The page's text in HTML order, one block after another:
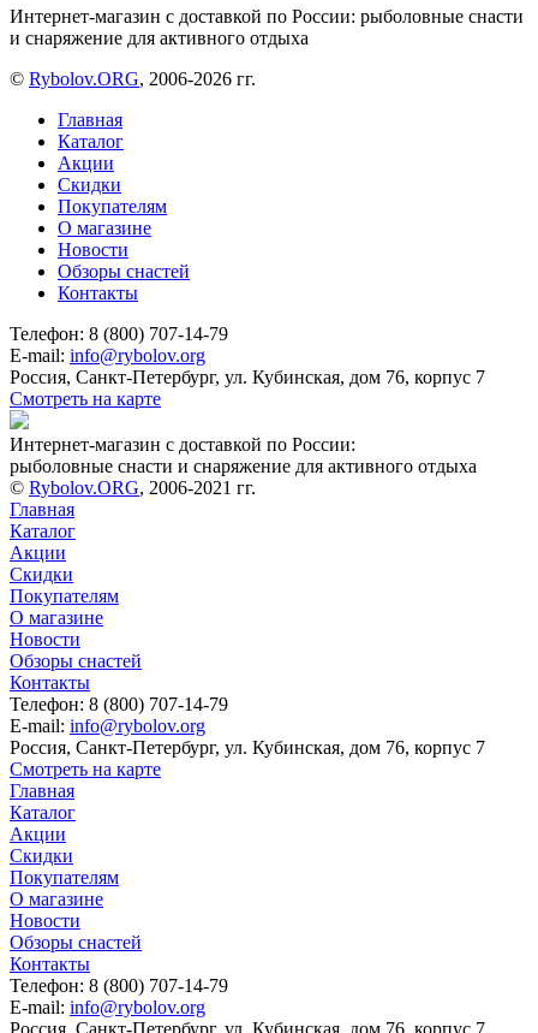
Интернет-магазин с доставкой по России: рыболовные снасти
и снаряжение для активного отдыха
© Rybolov.ORG, 2006-2026 гг.
Главная
Каталог
Акции
Скидки
Покупателям
О магазине
Новости
Обзоры снастей
Контакты
Телефон: 8 (800) 707-14-79
E-mail: info@rybolov.org
Россия, Санкт-Петербург, ул. Кубинская, дом 76, корпус 7
Смотреть на карте
Интернет-магазин с доставкой по России:
рыболовные снасти и снаряжение для активного отдыха
© Rybolov.ORG, 2006-2021 гг.
Главная
Каталог
Акции
Скидки
Покупателям
О магазине
Новости
Обзоры снастей
Контакты
Телефон: 8 (800) 707-14-79
E-mail: info@rybolov.org
Россия, Санкт-Петербург, ул. Кубинская, дом 76, корпус 7
Смотреть на карте
Главная
Каталог
Акции
Скидки
Покупателям
О магазине
Новости
Обзоры снастей
Контакты
Телефон: 8 (800) 707-14-79
E-mail: info@rybolov.org
Россия, Санкт-Петербург, ул. Кубинская, дом 76, корпус 7